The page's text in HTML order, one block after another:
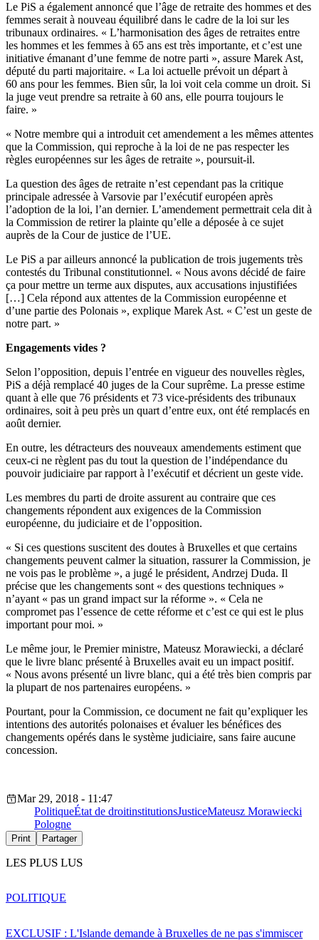
Le PiS a également annoncé que l’âge de retraite des hommes et des
femmes serait à nouveau équilibré dans le cadre de la loi sur les
tribunaux ordinaires. « L’harmonisation des âges de retraites entre
les hommes et les femmes à 65 ans est très importante, et c’est une
initiative émanant d’une femme de notre parti », assure Marek Ast,
député du parti majoritaire. « La loi actuelle prévoit un départ à
60 ans pour les femmes. Bien sûr, la loi voit cela comme un droit. Si
la juge veut prendre sa retraite à 60 ans, elle pourra toujours le
faire. »
« Notre membre qui a introduit cet amendement a les mêmes attentes
que la Commission, qui reproche à la loi de ne pas respecter les
règles européennes sur les âges de retraite », poursuit-il.
La question des âges de retraite n’est cependant pas la critique
principale adressée à Varsovie par l’exécutif européen après
l’adoption de la loi, l’an dernier. L’amendement permettrait cela dit à
la Commission de retirer la plainte qu’elle a déposée à ce sujet
auprès de la Cour de justice de l’UE.
Le PiS a par ailleurs annoncé la publication de trois jugements très
contestés du Tribunal constitutionnel. « Nous avons décidé de faire
ça pour mettre un terme aux disputes, aux accusations injustifiées
[…] Cela répond aux attentes de la Commission européenne et
d’une partie des Polonais », explique Marek Ast. « C’est un geste de
notre part. »
Engagements vides ?
Selon l’opposition, depuis l’entrée en vigueur des nouvelles règles,
PiS a déjà remplacé 40 juges de la Cour suprême. La presse estime
quant à elle que 76 présidents et 73 vice-présidents des tribunaux
ordinaires, soit à peu près un quart d’entre eux, ont été remplacés en
août dernier.
En outre, les détracteurs des nouveaux amendements estiment que
ceux-ci ne règlent pas du tout la question de l’indépendance du
pouvoir judiciaire par rapport à l’exécutif et décrient un geste vide.
Les membres du parti de droite assurent au contraire que ces
changements répondent aux exigences de la Commission
européenne, du judiciaire et de l’opposition.
« Si ces questions suscitent des doutes à Bruxelles et que certains
changements peuvent calmer la situation, rassurer la Commission, je
ne vois pas le problème », a jugé le président, Andrzej Duda. Il
précise que les changements sont « des questions techniques »
n’ayant « pas un grand impact sur la réforme ». « Cela ne
compromet pas l’essence de cette réforme et c’est ce qui est le plus
important pour moi. »
Le même jour, le Premier ministre, Mateusz Morawiecki, a déclaré
que le livre blanc présenté à Bruxelles avait eu un impact positif.
« Nous avons présenté un livre blanc, qui a été très bien compris par
la plupart de nos partenaires européens. »
Pourtant, pour la Commission, ce document ne fait qu’expliquer les
intentions des autorités polonaises et évaluer les bénéfices des
changements opérés dans le système judiciaire, sans faire aucune
concession.
Mar 29, 2018 - 11:47
PolitiqueÉtat de droitinstitutionsJusticeMateusz Morawiecki
Pologne
Print Partager
LES PLUS LUS
EXCLUSIF : L'Islande demande à Bruxelles de ne pas s'immiscer
POLITIQUE